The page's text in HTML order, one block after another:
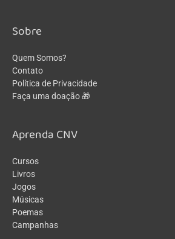
Sobre
Quem Somos?
Contato
Política de Privacidade
Faça uma doação 🎁
Aprenda CNV
Cursos
Livros
Jogos
Músicas
Poemas
Campanhas